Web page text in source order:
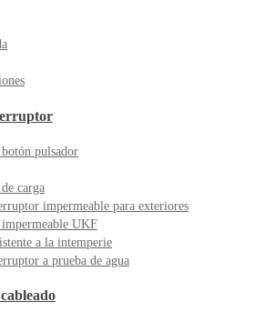
pulsador
carga
impermeable para exteriores
UKF
a la intemperie
a prueba de agua